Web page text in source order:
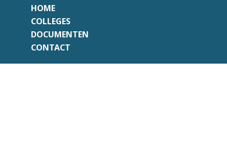
HOME
COLLEGES
DOCUMENTEN
CONTACT